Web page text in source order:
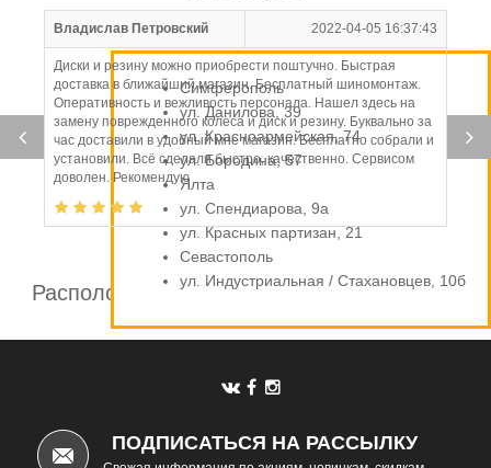
Владислав Петровский 2022-04-05 16:37:43
Диски и резину можно приобрести поштучно. Быстрая
доставка в ближайший магазин. Бесплатный шиномонтаж.
Оперативность и вежливость персонала. Нашел здесь на
замену поврежденного колеса и диск и резину. Буквально за
час доставили в удобный мне магазин. Бесплатно собрали и
установили. Всё сделали быстро, качественно. Сервисом
доволен. Рекомендую
Расположение шинных центров компании
Симферополь
ул. Данилова, 39
ул. Красноармейская, 74
ул. Бородина, 57
Ялта
ул. Спендиарова, 9а
ул. Красных партизан, 21
Севастополь
ул. Индустриальная / Стахановцев, 10б
ПОДПИСАТЬСЯ НА РАССЫЛКУ